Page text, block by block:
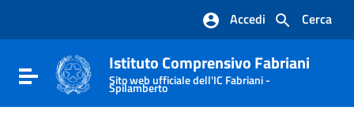
Vai al footer
Cerca
Accedi
Attiva / disattiva la navigazione
Istituto Comprensivo Fabriani
Sito web ufficiale dell'IC Fabriani -
Spilamberto